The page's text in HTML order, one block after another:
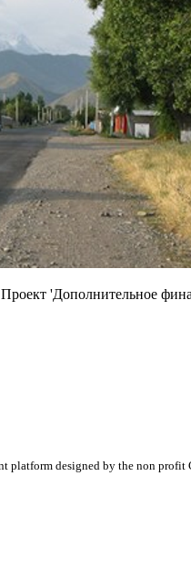
'Дополнительное
platform designed by the non